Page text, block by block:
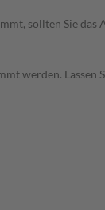
sollten Sie
werden.